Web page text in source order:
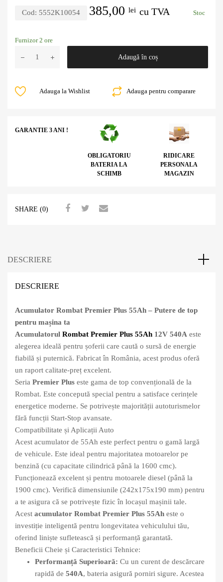
Cod: 5552K10054 385,00 lei cu TVA Stoc
Furnizor 2 ore
Adaugă în coș
Adauga pentru comparare
Adauga la Wishlist
GARANTIE 3 ANI !
OBLIGATORIU
BATERIA LA
SCHIMB
RIDICARE
PERSONALA
MAGAZIN
SHARE (0)
DESCRIERE
DESCRIERE
Acumulator Rombat Premier Plus 55Ah – Putere de top
pentru mașina ta
Acumulatorul Rombat Premier Plus 55Ah 12V 540A este
alegerea ideală pentru șoferii care caută o sursă de energie
fiabilă și puternică. Fabricat în România, acest produs oferă
un raport calitate-preț excelent.
Seria Premier Plus este gama de top convențională de la
Rombat. Este concepută special pentru a satisface cerințele
energetice moderne. Se potrivește majorității autoturismelor
fără funcții Start-Stop avansate.
Compatibilitate și Aplicații Auto
Acest acumulator de 55Ah este perfect pentru o gamă largă
de vehicule. Este ideal pentru majoritatea motoarelor pe
benzină (cu capacitate cilindrică până la 1600 cmc).
Funcționează excelent și pentru motoarele diesel (până la
1900 cmc). Verifică dimensiunile (242x175x190 mm) pentru
a te asigura că se potrivește fizic în locașul mașinii tale.
Acest acumulator Rombat Premier Plus 55Ah este o
investiție inteligentă pentru longevitatea vehiculului tău,
oferind liniște sufletească și performanță garantată.
Beneficii Cheie și Caracteristici Tehnice:
Performanță Superioară: Cu un curent de descărcare
rapidă de 540A, bateria asigură porniri sigure. Acestea